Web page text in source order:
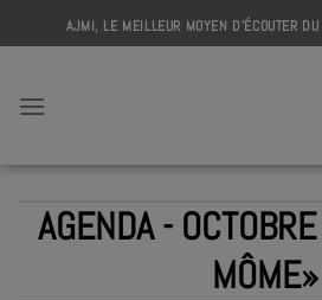
to
AJMI, LE MEILLEUR MOYEN D'ÉCOUTER
AGENDA -
MÔME»